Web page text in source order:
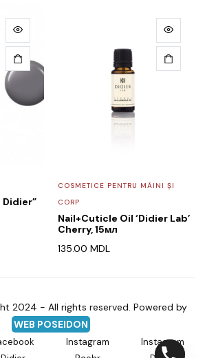
Didier”
COSMETICE PENTRU MÂINI ȘI
CORP
Nail+Cuticle Oil ‘Didier Lab’
Cherry, 15мл
135.00 MDL
2024 - All rights reserved. Powered by
WEB POSEIDON
Instagram
Instagram